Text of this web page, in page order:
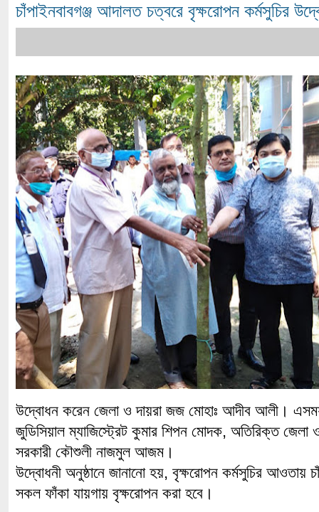
চাঁপাইনবাবগঞ্জ আদালত চত্বরে বৃক্ষরোপন কর্মসুচির
উদ্বোধন করেন জেলা ও দায়রা জজ মোহাঃ আদীব আলী।
জুডিসিয়াল ম্যাজিস্ট্রেট কুমার শিপন মোদক, অতিরিক্ত জেলা
সরকারী কৌশুলী নাজমুল আজম।
উদ্বোধনী অনুষ্ঠানে জানানো হয়, বৃক্ষরোপন কর্মসুচির আওতায়
সকল ফাঁকা যায়গায় বৃক্ষরোপন করা হবে।